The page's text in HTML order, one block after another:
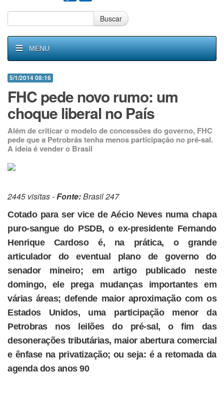
Buscar
MENU
5/1/2014 08:16
FHC pede novo rumo: um
choque liberal no País
Além de criticar o modelo de concessões do governo, FHC
pede que a Petrobrás tenha menos participação no pré-sal.
A ideia é vender o Brasil
2445 visitas -Fonte:Brasil 247
Cotado para ser vice de Aécio Neves numa chapa
puro-sangue do PSDB, o ex-presidente Fernando
Henrique Cardoso é, na prática, o grande
articulador do eventual plano de governo do
senador mineiro; em artigo publicado neste
domingo, ele prega mudanças importantes em
várias áreas; defende maior aproximação com os
Estados Unidos, uma participação menor da
Petrobras nos leilões do pré-sal, o fim das
desonerações tributárias, maior abertura comercial
e ênfase na privatização; ou seja: é a retomada da
agenda dos anos 90